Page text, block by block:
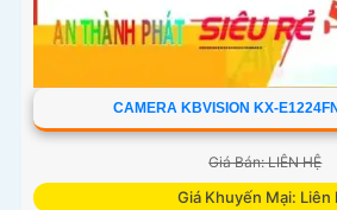
CAMERA KBVISION KX-
Giá Bán: LIÊN HỆ
Giá Khuyến Mại: Liên